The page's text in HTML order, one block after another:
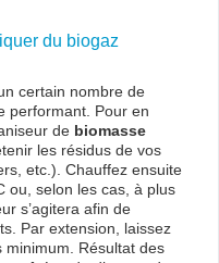
du biogaz
certain nombre de
performant. Pour en
de biomasse
les résidus de vos
etc.). Chauffez ensuite
ou, selon les cas, à plus
s’agitera afin de
Par extension, laissez
Résultat des